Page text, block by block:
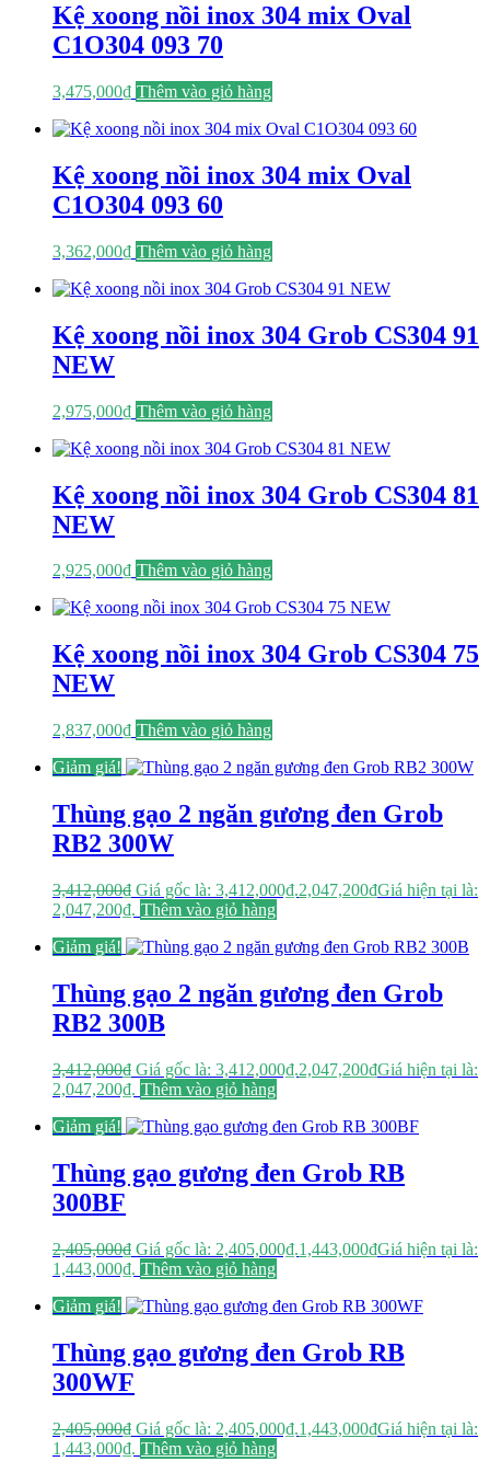
Kệ xoong nồi inox 304 mix Oval
C1O304 093 70
3,475,000₫ Thêm vào giỏ hàng
Kệ xoong nồi inox 304 mix Oval
C1O304 093 60
3,362,000₫ Thêm vào giỏ hàng
Kệ xoong nồi inox 304 Grob CS304 91
NEW
2,975,000₫ Thêm vào giỏ hàng
Kệ xoong nồi inox 304 Grob CS304 81
NEW
2,925,000₫ Thêm vào giỏ hàng
Kệ xoong nồi inox 304 Grob CS304 75
NEW
2,837,000₫ Thêm vào giỏ hàng
Giảm giá!
Thùng gạo 2 ngăn gương đen Grob
RB2 300W
3,412,000₫ Giá gốc là: 3,412,000₫.2,047,200₫Giá hiện tại là:
2,047,200₫. Thêm vào giỏ hàng
Giảm giá!
Thùng gạo 2 ngăn gương đen Grob
RB2 300B
3,412,000₫ Giá gốc là: 3,412,000₫.2,047,200₫Giá hiện tại là:
2,047,200₫. Thêm vào giỏ hàng
Giảm giá!
Thùng gạo gương đen Grob RB
300BF
2,405,000₫ Giá gốc là: 2,405,000₫.1,443,000₫Giá hiện tại là:
1,443,000₫. Thêm vào giỏ hàng
Giảm giá!
Thùng gạo gương đen Grob RB
300WF
2,405,000₫ Giá gốc là: 2,405,000₫.1,443,000₫Giá hiện tại là:
1,443,000₫. Thêm vào giỏ hàng